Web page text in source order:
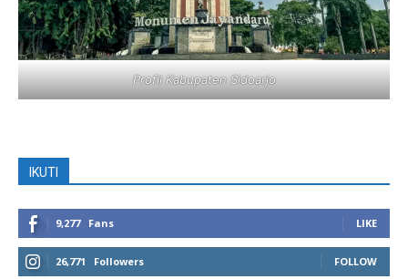
Profil Kabupaten Sidoarjo
IKUTI
9,277 Fans LIKE
26,771 Followers FOLLOW